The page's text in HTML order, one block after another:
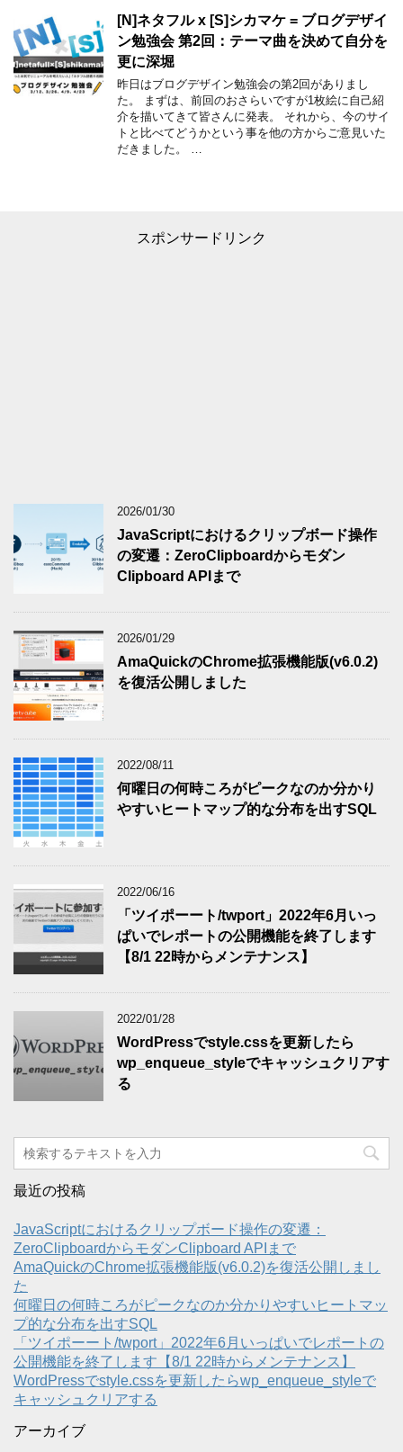
[N]ネタフル x [S]シカマケ = ブログデザイ
ン勉強会 第2回：テーマ曲を決めて自分を
更に深堀
昨日はブログデザイン勉強会の第2回がありまし
た。 まずは、前回のおさらいですが1枚絵に自己紹
介を描いてきて皆さんに発表。 それから、今のサイ
トと比べてどうかという事を他の方からご意見いた
だきました。 …
スポンサードリンク
2026/01/30
JavaScriptにおけるクリップボード操作
の変遷：ZeroClipboardからモダン
Clipboard APIまで
2026/01/29
AmaQuickのChrome拡張機能版(v6.0.2)
を復活公開しました
2022/08/11
何曜日の何時ころがピークなのか分かり
やすいヒートマップ的な分布を出すSQL
2022/06/16
「ツイポーート/twport」2022年6月いっ
ぱいでレポートの公開機能を終了します
【8/1 22時からメンテナンス】
2022/01/28
WordPressでstyle.cssを更新したら
wp_enqueue_styleでキャッシュクリアす
る
最近の投稿
JavaScriptにおけるクリップボード操作の変遷：
ZeroClipboardからモダンClipboard APIまで
AmaQuickのChrome拡張機能版(v6.0.2)を復活公開しまし
た
何曜日の何時ころがピークなのか分かりやすいヒートマッ
プ的な分布を出すSQL
「ツイポーート/twport」2022年6月いっぱいでレポートの
公開機能を終了します【8/1 22時からメンテナンス】
WordPressでstyle.cssを更新したらwp_enqueue_styleで
キャッシュクリアする
アーカイブ